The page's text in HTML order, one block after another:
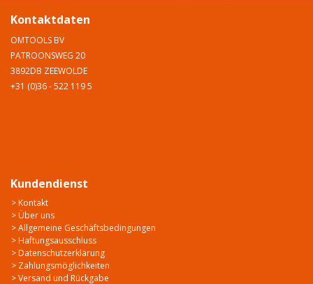
Kontaktdaten
OMTOOLS BV
PATROONSWEG 20
3892DB ZEEWOLDE
+31 (0)36 - 522 119 5
Kundendienst
> Kontakt
> Über uns
> Allgemeine Geschäftsbedingungen
> Haftungsausschluss
> Datenschutzerklärung
> Zahlungsmöglichkeiten
> Versand und Rückgabe